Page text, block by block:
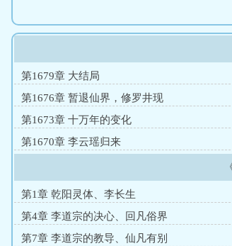
以退了，以免引起不适。修炼境界：炼气
第1679章 大结局
第1676章 暂退仙界，修罗井现
第1673章 十万年的变化
第1670章 李云瑶归来
第1章 乾阳灵体、李长生
第4章 李道宗的决心、回凡俗界
第7章 李道宗的教导、仙凡有别